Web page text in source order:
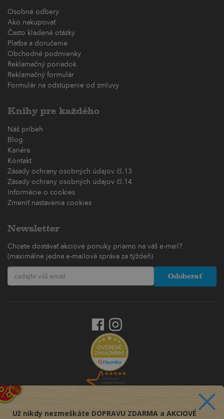
Osobné odbery
Ako nakupovať
Často kladené otázky
Platba a doručenie
Obchodné podmienky
Reklamačný poriadok
Reklamačný formulár
Formulár na odstúpenie od zmluvy
Knihy pre každého
Náš príbeh
Blog
Kariéra
Kontakt
Zásady ochrany osobných údajov čl.13
Zásady ochrany osobných údajov čl.14
Informácie o cookies
Zmeniť nastavenia cookies
Newsletter
Chcete dostávať akciové ponuky priamo na váš e-mail?
(maximálne jedna e-mailová správa za týždeň)
Odoberať
Už nikdy nezmeškáte DOPRAVU ZDARMA a AKCIOVÉ